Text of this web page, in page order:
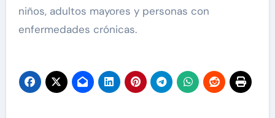
niños, adultos mayores y personas con
enfermedades crónicas.